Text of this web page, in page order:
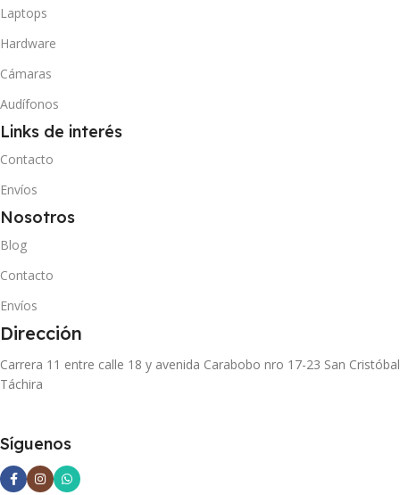
Laptops
Hardware
Cámaras
Audífonos
Links de interés
Contacto
Envíos
Nosotros
Blog
Contacto
Envíos
Dirección
Carrera 11 entre calle 18 y avenida Carabobo nro 17-23 San Cristóbal
Táchira
Síguenos